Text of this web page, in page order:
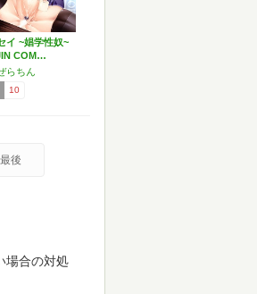
イ ~娼学性奴~
COM…
らちん
10
最後
場合の対処